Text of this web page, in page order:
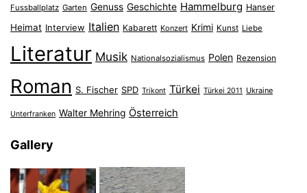
Fussballplatz Garten Genuss Geschichte Hammelburg Hanser
Heimat Interview Italien Kabarett Konzert Krimi Kunst Liebe
Literatur Musik Nationalsozialismus Polen Rezension
Roman S. Fischer SPD Trikont Türkei Türkei 2011 Ukraine
Unterfranken Walter Mehring Österreich
Gallery